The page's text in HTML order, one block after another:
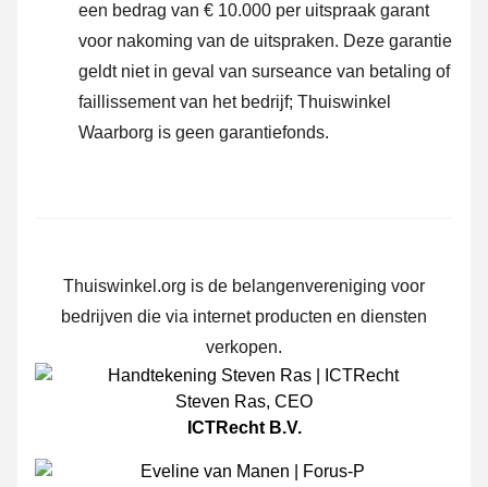
een bedrag van € 10.000 per uitspraak garant
voor nakoming van de uitspraken. Deze garantie
geldt niet in geval van surseance van betaling of
faillissement van het bedrijf; Thuiswinkel
Waarborg is geen garantiefonds.
Thuiswinkel.org is de belangenvereniging voor
bedrijven die via internet producten en diensten
verkopen.
Steven Ras, CEO
ICTRecht B.V.